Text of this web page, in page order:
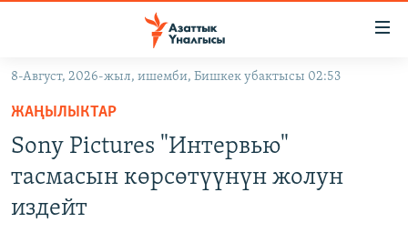
Навигацияга
өтүңүз
Издөөгө
салыңызКЫРГЫЗСТАН
САЯСАТ
ДҮЙНӨ
ДҮЙНӨ
УКРАИНА
8-Август, 2026-жыл, ишемби, Бишкек убактысы 02:53
ЖАҢЫЛЫКТАР
Sony Pictures "Интервью"
тасмасын көрсөтүүнүн жолун
издейт